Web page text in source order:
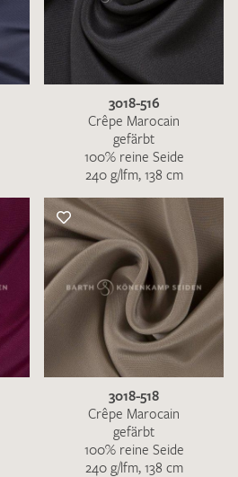
3018-516
Crêpe Marocain
gefärbt
100% reine Seide
240 g/lfm, 138 cm
3018-518
Crêpe Marocain
gefärbt
100% reine Seide
240 g/lfm, 138 cm